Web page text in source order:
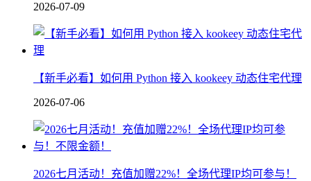
2026-07-09
【新手必看】如何用 Python 接入 kookeey 动态住宅代理
2026-07-06
2026七月活动！充值加赠22%！全场代理IP均可参与！